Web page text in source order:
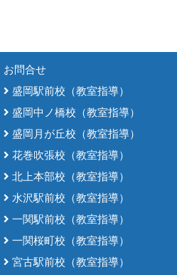
お問合せ
盛岡駅前校（教室指導）
盛岡中ノ橋校（教室指導）
盛岡月が丘校（教室指導）
花巻吹張校（教室指導）
北上本部校（教室指導）
水沢駅前校（教室指導）
一関駅前校（教室指導）
一関桜町校（教室指導）
宮古駅前校（教室指導）